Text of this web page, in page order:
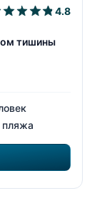
4.8
тишины
пляжа